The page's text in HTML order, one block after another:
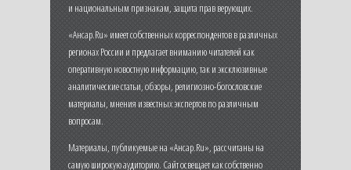
и национальным признакам, защита прав верующих.
«Ансар.Ru» имеет собственных корреспондентов в различных
регионах России и предлагает вниманию читателей как
оперативную новостную информацию, так и эксклюзивные
аналитические статьи, обзоры, религиозно-богословские
материалы, мнения известных экспертов по различным
вопросам.
Материалы, публикуемые на «Ансар.Ru», рассчитаны на
самую широкую аудиторию. Сайт освещает как собственно